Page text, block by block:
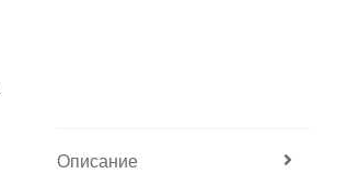
Описание